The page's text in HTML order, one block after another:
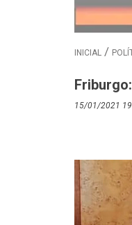
INICIAL
15/01/2021